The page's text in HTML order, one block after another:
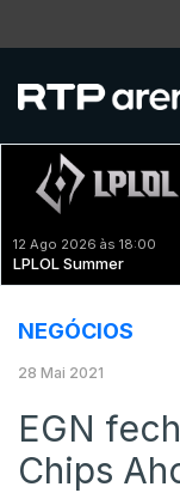
12 Ago 2026 às 18:00
LPLOL Summer
NEGÓCIOS
28 Mai 2021
EGN
Chips